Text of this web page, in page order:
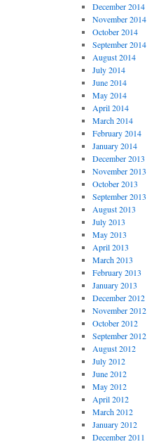
December 2014
November 2014
October 2014
September 2014
August 2014
July 2014
June 2014
May 2014
April 2014
March 2014
February 2014
January 2014
December 2013
November 2013
October 2013
September 2013
August 2013
July 2013
May 2013
April 2013
March 2013
February 2013
January 2013
December 2012
November 2012
October 2012
September 2012
August 2012
July 2012
June 2012
May 2012
April 2012
March 2012
January 2012
December 2011